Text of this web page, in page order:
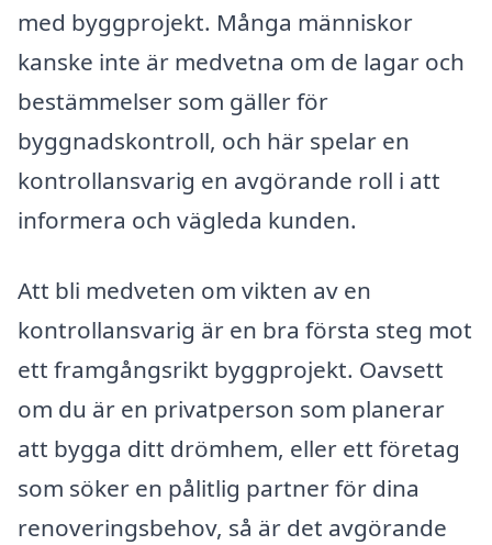
med byggprojekt. Många människor
kanske inte är medvetna om de lagar och
bestämmelser som gäller för
byggnadskontroll, och här spelar en
kontrollansvarig en avgörande roll i att
informera och vägleda kunden.
Att bli medveten om vikten av en
kontrollansvarig är en bra första steg mot
ett framgångsrikt byggprojekt. Oavsett
om du är en privatperson som planerar
att bygga ditt drömhem, eller ett företag
som söker en pålitlig partner för dina
renoveringsbehov, så är det avgörande